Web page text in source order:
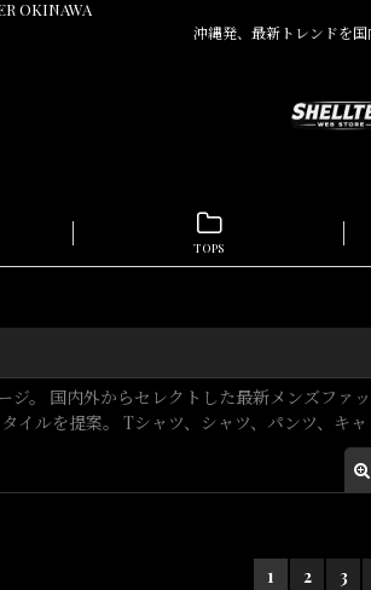
OKINAWA
沖縄発、最新トレンドを国
TOPS
ジ。 国内外からセレクトした最新メンズフ
イルを提案。 Tシャツ、シャツ、パンツ、
1 2 3